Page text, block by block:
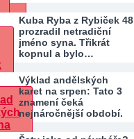
Kuba Ryba z Rybiček 48
prozradil netradiční
jméno syna. Třikrát
kopnul a bylo…
Výklad andělských
karet na srpen: Tato 3
znamení čeká
nejnáročnější období.